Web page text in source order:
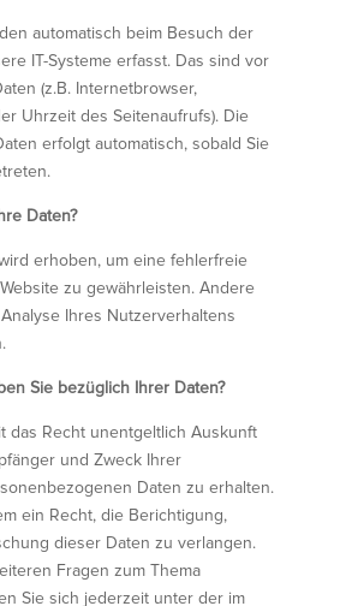
automatisch beim Besuch der
IT-Systeme erfasst. Das sind vor
(z.B. Internetbrowser,
Uhrzeit des Seitenaufrufs). Die
erfolgt automatisch, sobald Sie
Daten?
erhoben, um eine fehlerfreie
zu gewährleisten. Andere
Ihres Nutzerverhaltens
Sie bezüglich Ihrer Daten?
das Recht unentgeltlich Auskunft
und Zweck Ihrer
Daten zu erhalten.
ein Recht, die Berichtigung,
dieser Daten zu verlangen.
Fragen zum Thema
Sie sich jederzeit unter der im